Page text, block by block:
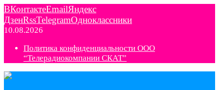
ВКонтактеEmailЯндекс
ДзенRssTelegramОдноклассники
10.08.2026
Политика конфиденциальности ООО
“Телерадиокомпании СКАТ”